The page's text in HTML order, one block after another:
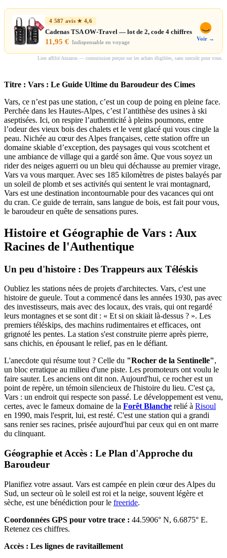
4 587 avis ★ 4,6
Cadenas TSA OW-Travel — lot de 2, code 4 chiffres
11,95 € Indispensable en voyage
Voir →
Lien affilié Amazon — commission perçue sur les achats éligibles, sans surcoût pour vous.
Titre : Vars : Le Guide Ultime du Baroudeur des Cimes
Vars, ce n’est pas une station, c’est un coup de poing en pleine face.
Perchée dans les Hautes-Alpes, c’est l’antithèse des usines à ski
aseptisées. Ici, on respire l’authenticité à pleins poumons, entre
l’odeur des vieux bois des chalets et le vent glacé qui vous cingle la
peau. Nichée au cœur des Alpes françaises, cette station offre un
domaine skiable d’exception, des paysages qui vous scotchent et
une ambiance de village qui a gardé son âme. Que vous soyez un
rider des neiges aguerri ou un bleu qui déchausse au premier virage,
Vars va vous marquer. Avec ses 185 kilomètres de pistes balayés par
un soleil de plomb et ses activités qui sentent le vrai montagnard,
Vars est une destination incontournable pour des vacances qui ont
du cran. Ce guide de terrain, sans langue de bois, est fait pour vous,
le baroudeur en quête de sensations pures.
Histoire et Géographie de Vars : Aux
Racines de l'Authentique
Un peu d'histoire : Des Trappeurs aux Téléskis
Oubliez les stations nées de projets d'architectes. Vars, c'est une
histoire de gueule. Tout a commencé dans les années 1930, pas avec
des investisseurs, mais avec des locaux, des vrais, qui ont regardé
leurs montagnes et se sont dit : « Et si on skiait là-dessus ? ». Les
premiers téléskips, des machins rudimentaires et efficaces, ont
grignoté les pentes. La station s'est construite pierre après pierre,
sans chichis, en épousant le relief, pas en le défiant.
L'anecdote qui résume tout ? Celle du "Rocher de la Sentinelle",
un bloc erratique au milieu d'une piste. Les promoteurs ont voulu le
faire sauter. Les anciens ont dit non. Aujourd'hui, ce rocher est un
point de repère, un témoin silencieux de l'histoire du lieu. C'est ça,
Vars : un endroit qui respecte son passé. Le développement est venu,
certes, avec le fameux domaine de la Forêt Blanche relié à Risoul
en 1990, mais l'esprit, lui, est resté. C'est une station qui a grandi
sans renier ses racines, prisée aujourd'hui par ceux qui en ont marre
du clinquant.
Géographie et Accès : Le Plan d'Approche du
Baroudeur
Planifiez votre assaut. Vars est campée en plein cœur des Alpes du
Sud, un secteur où le soleil est roi et la neige, souvent légère et
sèche, est une bénédiction pour le freeride.
Coordonnées GPS pour votre trace : 44.5906° N, 6.6875° E.
Retenez ces chiffres.
Accès : Les lignes de ravitaillement